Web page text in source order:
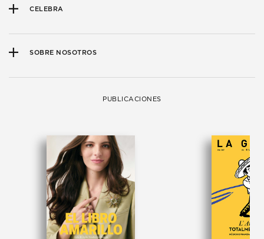
CELEBRA
SOBRE NOSOTROS
PUBLICACIONES